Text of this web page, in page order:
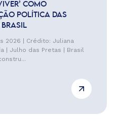
COMO
POLÍTICA DAS
BRASIL
2026 | Crédito: Juliana
| Julho das Pretas | Brasil